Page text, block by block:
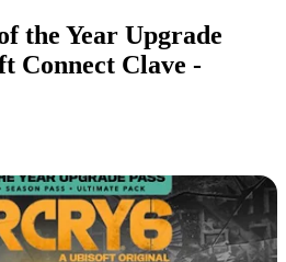
the Year Upgrade
Connect Clave -